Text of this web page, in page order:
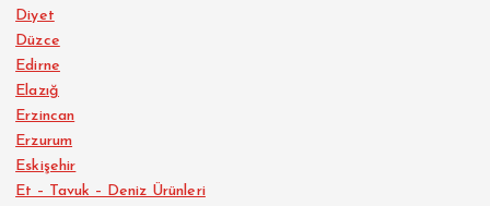
Diyet
Düzce
Edirne
Elazığ
Erzincan
Erzurum
Eskişehir
Et – Tavuk – Deniz Ürünleri